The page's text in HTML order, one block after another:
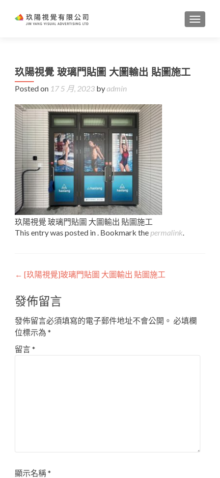
玖陽視覺 玻璃門貼圖 大圖輸出 貼圖施工
Posted on 17 5 月, 2023 byadmin
玖陽視覺 玻璃門貼圖 大圖輸出 貼圖施工
This entry was posted in . Bookmark the permalink.
Post
navigation
← [玖陽視覺]玻璃門貼圖 大圖輸出 貼圖施工
發佈留言
發佈留言必須填寫的電子郵件地址不會公開。 必填欄
位標示為 *
留言*
顯示名稱*